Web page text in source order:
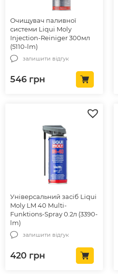
Очищувач паливної
системи Liqui Moly
Injection-Reiniger 300мл
(5110-lm)
залишити відгук
546 грн
Універсальний засіб Liqui
Moly LM 40 Multi-
Funktions-Spray 0.2л (3390-
lm)
залишити відгук
420 грн